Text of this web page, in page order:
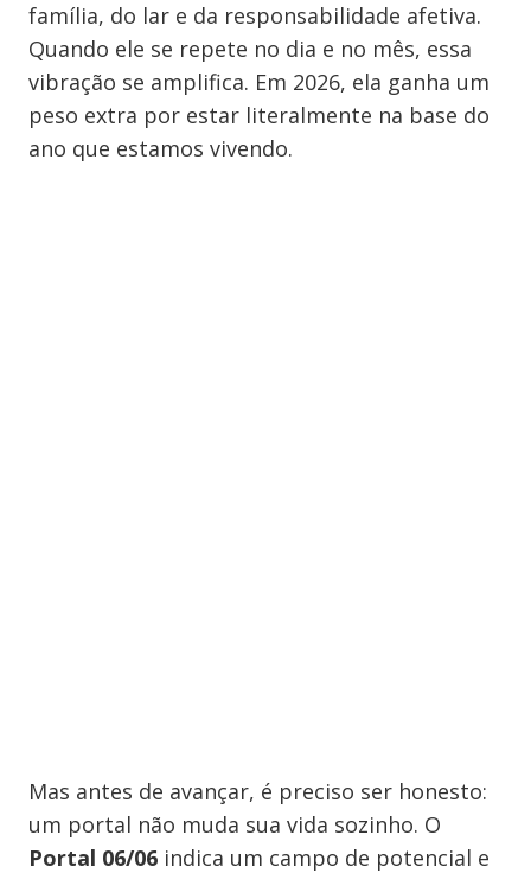
família, do lar e da responsabilidade afetiva.
Quando ele se repete no dia e no mês, essa
vibração se amplifica. Em 2026, ela ganha um
peso extra por estar literalmente na base do
ano que estamos vivendo.
Mas antes de avançar, é preciso ser honesto:
um portal não muda sua vida sozinho. O
Portal 06/06 indica um campo de potencial e